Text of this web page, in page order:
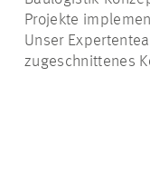
Projekte
Unser
zugeschnittenes